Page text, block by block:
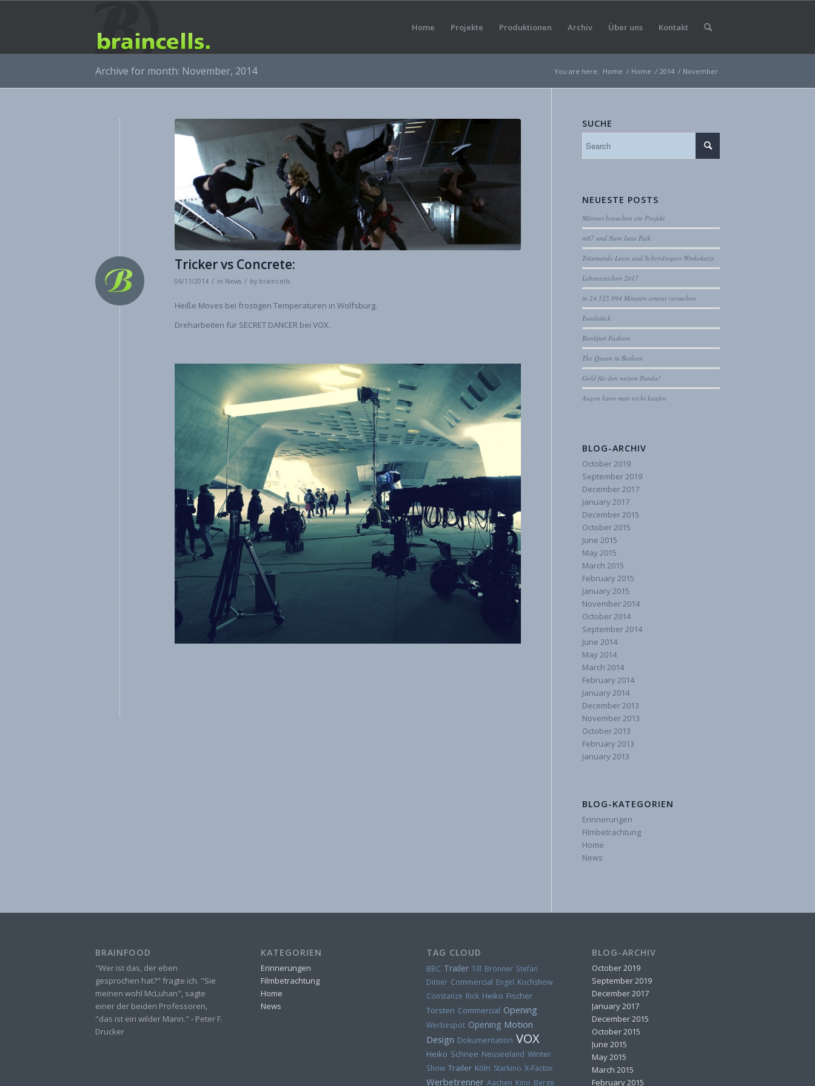
Home Projekte Produktionen Archiv Über uns Kontakt
Archive for month: November, 2014 You are here: Home / Home / 2014 / November
Tricker vs Concrete:
06/11/2014 / in News / by braincells.
Heiße Moves bei frostigen Temperaturen in Wolfsburg.
Dreharbeiten für SECRET DANCER bei VOX.
SUCHE
NEUESTE POSTS
Männer brauchen ein Projekt
m87 und Nam June Paik
Träumende Leere und Schrödingers Winkekatze
Lebenszeichen 2017
in 24.525.894 Minuten erneut versuchen
Fundstück
Bankfurt Fashion
The Queen in Berleen
Gold für den weisen Panda!
Augen kann man nicht kaufen
BLOG-ARCHIV
October 2019
September 2019
December 2017
January 2017
December 2015
October 2015
June 2015
May 2015
March 2015
February 2015
January 2015
November 2014
October 2014
September 2014
June 2014
May 2014
March 2014
February 2014
January 2014
December 2013
November 2013
October 2013
February 2013
January 2013
BLOG-KATEGORIEN
Erinnerungen
Filmbetrachtung
Home
News
BRAINFOOD
"Wer ist das, der eben
gesprochen hat?" fragte ich. "Sie
meinen wohl McLuhan", sagte
einer der beiden Professoren,
"das ist ein wilder Mann." - Peter F.
Drucker
KATEGORIEN
Erinnerungen
Filmbetrachtung
Home
News
TAG CLOUD
BBC Trailer Till Brönner Stefan
Ditner Commercial Engel Kochshow
Constanze Rick Heiko Fischer
Torsten Commercial Opening
Werbespot Opening Motion
Design Dokumentation VOX
Heiko Schnee Neuseeland Winter
Show Trailer Köln Starkino X-Factor
Werbetrenner Aachen Kino Berge
BLOG-ARCHIV
October 2019
September 2019
December 2017
January 2017
December 2015
October 2015
June 2015
May 2015
March 2015
February 2015